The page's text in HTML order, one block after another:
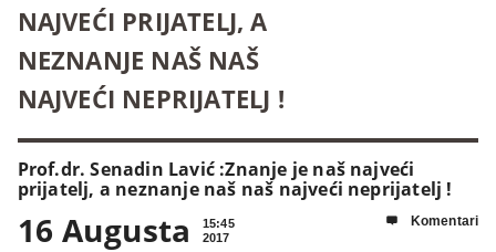
NAJVEĆI PRIJATELJ, A
NEZNANJE NAŠ NAŠ
NAJVEĆI NEPRIJATELJ !
Prof.dr. Senadin Lavić :Znanje je naš najveći
prijatelj, a neznanje naš naš najveći neprijatelj !
16 Augusta
15:45
2017
 Komentari